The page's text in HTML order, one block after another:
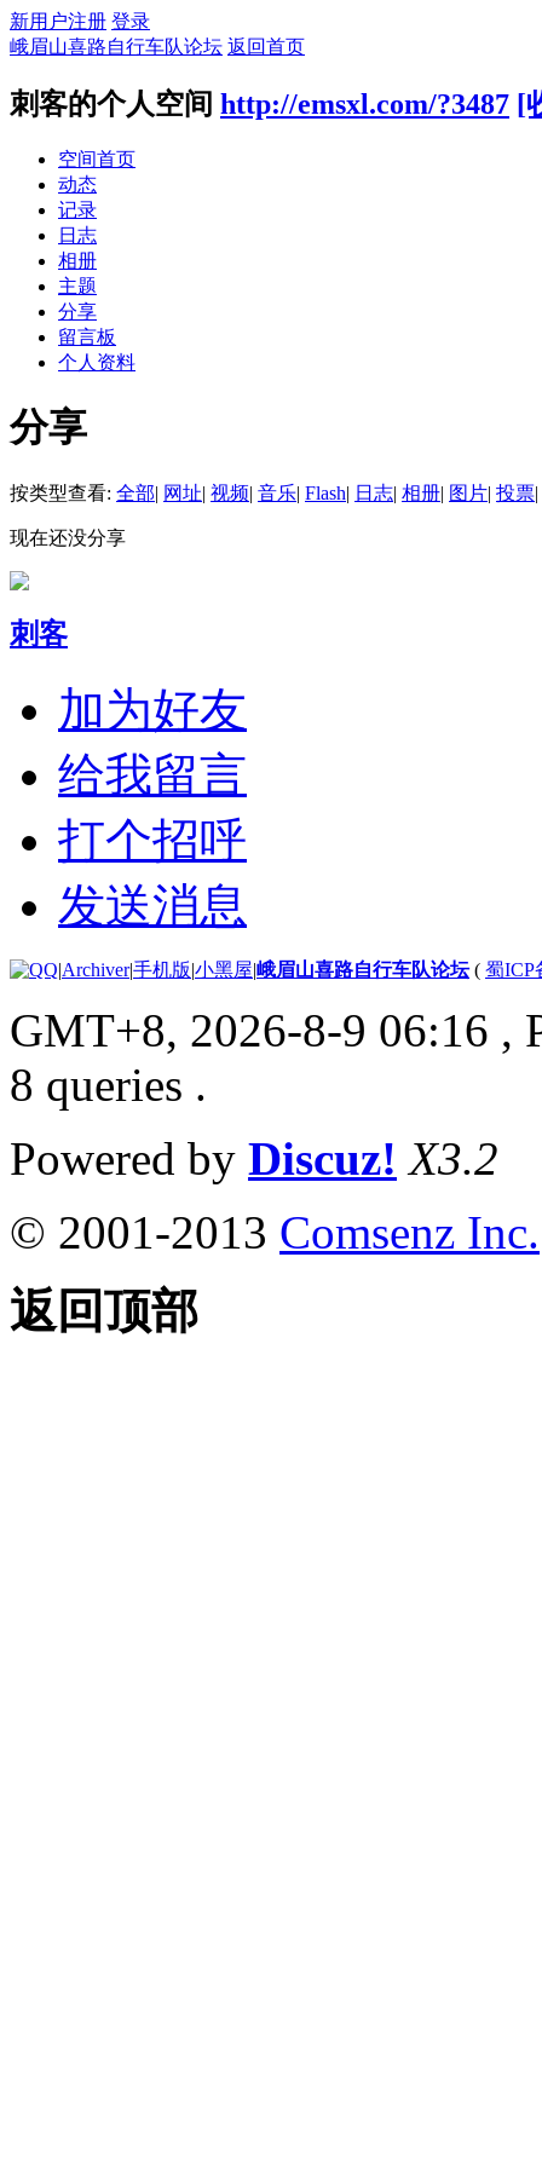
新用户注册 登录
峨眉山喜路自行车队论坛 返回首页
刺客的个人空间 http://emsxl.com/?3487 [
空间首页
动态
记录
日志
相册
主题
分享
留言板
个人资料
分享
按类型查看: 全部| 网址| 视频| 音乐| Flash| 日志| 相册| 图片| 投票|
现在还没分享
刺客
加为好友
给我留言
打个招呼
发送消息
|Archiver|手机版|小黑屋|峨眉山喜路自行车队论坛( 蜀ICP
GMT+8, 2026-8-9 06:16 ,
8 queries .
Powered by Discuz! X3.2
© 2001-2013 Comsenz Inc.
返回顶部